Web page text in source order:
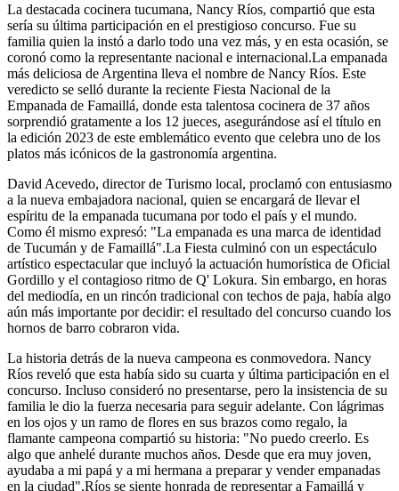
La destacada cocinera tucumana, Nancy Ríos, compartió que esta
sería su última participación en el prestigioso concurso. Fue su
familia quien la instó a darlo todo una vez más, y en esta ocasión, se
coronó como la representante nacional e internacional.La empanada
más deliciosa de Argentina lleva el nombre de Nancy Ríos. Este
veredicto se selló durante la reciente Fiesta Nacional de la
Empanada de Famaillá, donde esta talentosa cocinera de 37 años
sorprendió gratamente a los 12 jueces, asegurándose así el título en
la edición 2023 de este emblemático evento que celebra uno de los
platos más icónicos de la gastronomía argentina.
David Acevedo, director de Turismo local, proclamó con entusiasmo
a la nueva embajadora nacional, quien se encargará de llevar el
espíritu de la empanada tucumana por todo el país y el mundo.
Como él mismo expresó: "La empanada es una marca de identidad
de Tucumán y de Famaillá".La Fiesta culminó con un espectáculo
artístico espectacular que incluyó la actuación humorística de Oficial
Gordillo y el contagioso ritmo de Q' Lokura. Sin embargo, en horas
del mediodía, en un rincón tradicional con techos de paja, había algo
aún más importante por decidir: el resultado del concurso cuando los
hornos de barro cobraron vida.
La historia detrás de la nueva campeona es conmovedora. Nancy
Ríos reveló que esta había sido su cuarta y última participación en el
concurso. Incluso consideró no presentarse, pero la insistencia de su
familia le dio la fuerza necesaria para seguir adelante. Con lágrimas
en los ojos y un ramo de flores en sus brazos como regalo, la
flamante campeona compartió su historia: "No puedo creerlo. Es
algo que anhelé durante muchos años. Desde que era muy joven,
ayudaba a mi papá y a mi hermana a preparar y vender empanadas
en la ciudad".Ríos se siente honrada de representar a Famaillá y